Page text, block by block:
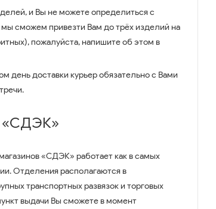
и Вы не можете определиться с
мы сможем привезти Вам до трёх изделий на
пожалуйста, напишите об этом в
день доставки курьер обязательно с Вами
«СДЭК»
«СДЭК» работает как в самых
Отделения располагаются в
транспортных развязок и торговых
выдачи Вы сможете в момент